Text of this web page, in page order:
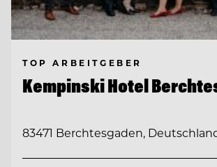
TOP ARBEITGEBER
Kempinski Hotel
83471 Berchtesgaden,